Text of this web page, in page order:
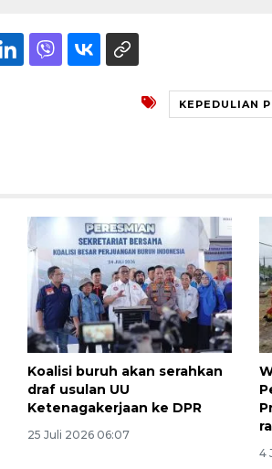
KEPEDULIAN
Koalisi buruh akan serahkan
draf usulan UU
Ketenagakerjaan ke DPR
25 Juli 2026 06:07
4
jalanan